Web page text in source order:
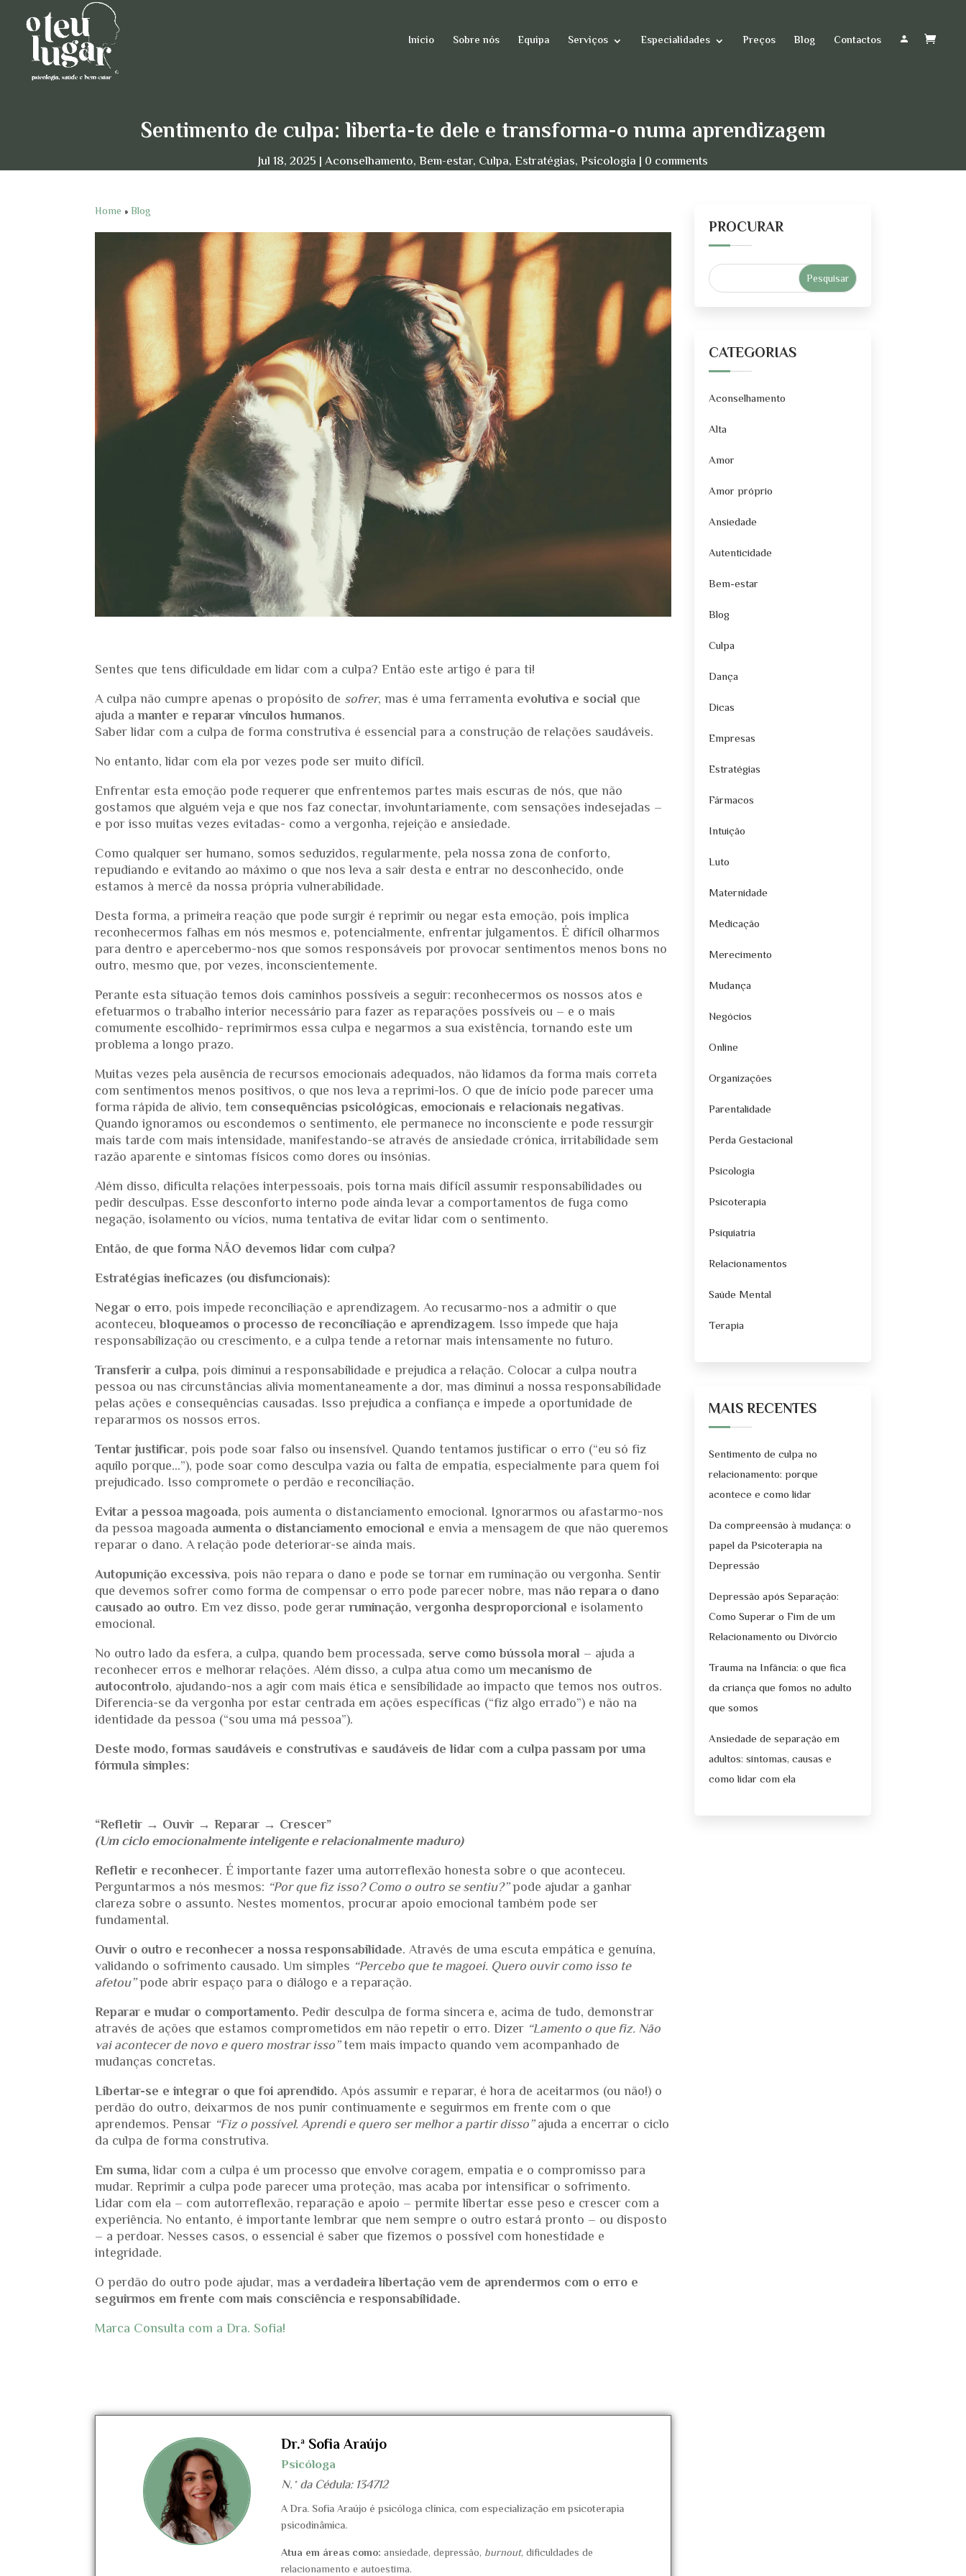
Início Sobre nós Equipa Serviços Especialidades Preços Blog Contactos
Sentimento de culpa: liberta-te dele e transforma-o numa aprendizagem
Jul 18, 2025 Aconselhamento,Bem-estar, Culpa,Estratégias,Psicologia 0 comments
Home »Blog
Sentes que tens dificuldade em lidar com a culpa? Então este artigo é para ti!
A culpa não cumpre apenas o propósito de sofrer, mas é uma ferramenta evolutiva e social que
ajuda amanter e reparar vínculos humanos.
Saber lidar com a culpa de forma construtiva é essencial para a construção de relações saudáveis.
No entanto, lidar com ela por vezes pode ser muito difícil.
Enfrentar esta emoção pode requerer que enfrentemos partes mais escuras de nós, que não
gostamos que alguém veja e que nos faz conectar, involuntariamente, com sensações indesejadas –
e por isso muitas vezes evitadas- como a vergonha, rejeição e ansiedade.
Como qualquer ser humano, somos seduzidos, regularmente, pela nossa zona de conforto,
repudiando e evitando ao máximo o que nos leva a sair desta e entrar no desconhecido, onde
estamos à mercê da nossa própria vulnerabilidade.
Desta forma, a primeira reação que pode surgir é reprimir ou negar esta emoção, pois implica
reconhecermos falhas em nós mesmos e, potencialmente, enfrentar julgamentos. É difícil olharmos
para dentro e apercebermo-nos que somos responsáveis por provocar sentimentos menos bons no
outro, mesmo que, por vezes, inconscientemente.
Perante esta situação temos dois caminhos possíveis a seguir: reconhecermos os nossos atos e
efetuarmos o trabalho interior necessário para fazer as reparações possíveis ou – e o mais
comumente escolhido- reprimirmos essa culpa e negarmos a sua existência, tornando este um
problema a longo prazo.
Muitas vezes pela ausência de recursos emocionais adequados, não lidamos da forma mais correta
com sentimentos menos positivos, o que nos leva a reprimi-los. O que de início pode parecer uma
forma rápida de alivio, tem consequências psicológicas, emocionais e relacionais negativas.
Quando ignoramos ou escondemos o sentimento, ele permanece no inconsciente e pode ressurgir
mais tarde com mais intensidade, manifestando-se através de ansiedade crónica, irritabilidade sem
razão aparente e sintomas físicos como dores ou insónias.
Além disso, dificulta relações interpessoais, pois torna mais difícil assumir responsabilidades ou
pedir desculpas. Esse desconforto interno pode ainda levar a comportamentos de fuga como
negação, isolamento ou vícios, numa tentativa de evitar lidar com o sentimento.
Então, de que forma NÃO devemos lidar com culpa?
Estratégias ineficazes (ou disfuncionais):
Negar o erro, pois impede reconciliação e aprendizagem. Ao recusarmo-nos a admitir o que
aconteceu,bloqueamos o processo de reconciliação e aprendizagem. Isso impede que haja
responsabilização ou crescimento, e a culpa tende a retornar mais intensamente no futuro.
Transferir a culpa, pois diminui a responsabilidade e prejudica a relação. Colocar a culpa noutra
pessoa ou nas circunstâncias alivia momentaneamente a dor, mas diminui a nossa responsabilidade
pelas ações e consequências causadas. Isso prejudica a confiança e impede a oportunidade de
repararmos os nossos erros.
Tentar justificar, pois pode soar falso ou insensível. Quando tentamos justificar o erro (“eu só fiz
aquilo porque…”), pode soar como desculpa vazia ou falta de empatia, especialmente para quem foi
prejudicado. Isso compromete o perdão e reconciliação.
Evitar a pessoa magoada, pois aumenta o distanciamento emocional. Ignorarmos ou afastarmo-nos
da pessoa magoada aumenta o distanciamento emocional e envia a mensagem de que não queremos
reparar o dano. A relação pode deteriorar-se ainda mais.
Autopunição excessiva, pois não repara o dano e pode se tornar em ruminação ou vergonha. Sentir
que devemos sofrer como forma de compensar o erro pode parecer nobre, masnão repara o dano
causado ao outro. Em vez disso, pode gerarruminação, vergonha desproporcional e isolamento
emocional.
No outro lado da esfera, a culpa, quando bem processada, serve como bússola moral – ajuda a
reconhecer erros e melhorar relações. Além disso, a culpa atua como ummecanismo de
autocontrolo, ajudando-nos a agir com mais ética e sensibilidade ao impacto que temos nos outros.
Diferencia-se da vergonha por estar centrada em ações específicas (“fiz algo errado”) e não na
identidade da pessoa (“sou uma má pessoa”).
Deste modo, formas saudáveis e construtivas e saudáveis de lidar com a culpa passam por uma
fórmula simples:
“Refletir → Ouvir → Reparar → Crescer”
(Um ciclo emocionalmente inteligente e relacionalmente maduro)
Refletir e reconhecer. É importante fazer uma autorreflexão honesta sobre o que aconteceu.
Perguntarmos a nós mesmos: “Por que fiz isso? Como o outro se sentiu?”pode ajudar a ganhar
clareza sobre o assunto. Nestes momentos, procurar apoio emocional também pode ser
fundamental.
Ouvir o outro e reconhecer a nossa responsabilidade. Através de uma escuta empática e genuína,
validando o sofrimento causado. Um simples “Percebo que te magoei. Quero ouvir como isso te
afetou”pode abrir espaço para o diálogo e a reparação.
Reparar e mudar o comportamento.Pedir desculpa de forma sincera e, acima de tudo, demonstrar
através de ações que estamos comprometidos em não repetir o erro. Dizer “Lamento o que fiz. Não
vai acontecer de novo e quero mostrar isso”tem mais impacto quando vem acompanhado de
mudanças concretas.
Libertar-se e integrar o que foi aprendido.Após assumir e reparar, é hora de aceitarmos (ou não!) o
perdão do outro, deixarmos de nos punir continuamente e seguirmos em frente com o que
aprendemos. Pensar “Fiz o possível. Aprendi e quero ser melhor a partir disso”ajuda a encerrar o ciclo
da culpa de forma construtiva.
Em suma,lidar com a culpa é um processo que envolve coragem, empatia e o compromisso para
mudar. Reprimir a culpa pode parecer uma proteção, mas acaba por intensificar o sofrimento.
Lidar com ela – com autorreflexão, reparação e apoio – permite libertar esse peso e crescer com a
experiência. No entanto, é importante lembrar que nem sempre o outro estará pronto – ou disposto
– a perdoar. Nesses casos, o essencial é saber que fizemos o possível com honestidade e
integridade.
O perdão do outro pode ajudar, mas a verdadeira libertação vem de aprendermos com o erro e
seguirmos em frente com mais consciência e responsabilidade.
Marca Consulta com a Dra. Sofia!
Dr.ª Sofia Araújo
Psicóloga
N.º da Cédula: 134712
A Dra. Sofia Araújo é psicóloga clínica, com especialização em psicoterapia
psicodinâmica.
Atua em áreas como: ansiedade, depressão, burnout, dificuldades de
relacionamento e autoestima.
PROCURAR
CATEGORIAS
Aconselhamento
Alta
Amor
Amor próprio
Ansiedade
Autenticidade
Bem-estar
Blog
Culpa
Dança
Dicas
Empresas
Estratégias
Fármacos
Intuição
Luto
Maternidade
Medicação
Merecimento
Mudança
Negócios
Online
Organizações
Parentalidade
Perda Gestacional
Psicologia
Psicoterapia
Psiquiatria
Relacionamentos
Saúde Mental
Terapia
MAIS RECENTES
Sentimento de culpa no
relacionamento: porque
acontece e como lidar
Da compreensão à mudança: o
papel da Psicoterapia na
Depressão
Depressão após Separação:
Como Superar o Fim de um
Relacionamento ou Divórcio
Trauma na Infância: o que fica
da criança que fomos no adulto
que somos
Ansiedade de separação em
adultos: sintomas, causas e
como lidar com ela